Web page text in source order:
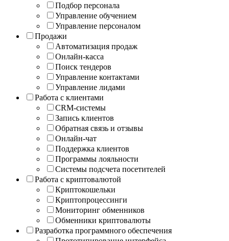
Подбор персонала
Управление обучением
Управление персоналом
Продажи
Автоматизация продаж
Онлайн-касса
Поиск тендеров
Управление контактами
Управление лидами
Работа с клиентами
CRM-системы
Запись клиентов
Обратная связь и отзывы
Онлайн-чат
Поддержка клиентов
Программы лояльности
Системы подсчета посетителей
Работа с криптовалютой
Криптокошельки
Криптопроцессинги
Мониторинг обменников
Обменники криптовалюты
Разработка программного обеспечения